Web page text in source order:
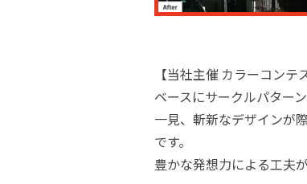
【当社主催 カラーコンテ
ベースにサークルパター
一見、斬新なデザインが
です。
豊かな発想力による工夫